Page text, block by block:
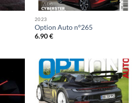
2023
Option Auto n°265
6.90€